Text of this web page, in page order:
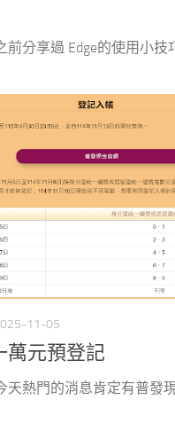
前分享過 Edge的使用小技
11-05
萬元預登記
天熱門的消息肯定有普發